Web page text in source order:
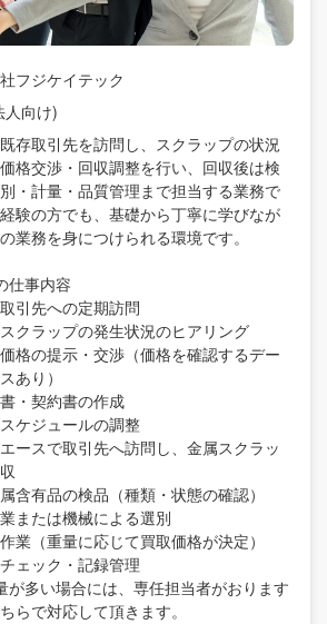
フジケイテック
人向け)
存取引先を訪問し、スクラップの状況
格交渉・回収調整を行い、回収後は検
・計量・品質管理まで担当する業務で
験の方でも、基礎から丁寧に学びなが
業務を身につけられる環境です。
仕事内容
取引先への定期訪問
スクラップの発生状況のヒアリング
価格の提示・交渉（価格を確認するデー
あり）
書・契約書の作成
スケジュールの調整
エースで取引先へ訪問し、金属スクラッ
含有品の検品（種類・状態の確認）
業または機械による選別
業（重量に応じて買取価格が決定）
チェック・記録管理
が多い場合には、専任担当者がおります
らで対応して頂きます。